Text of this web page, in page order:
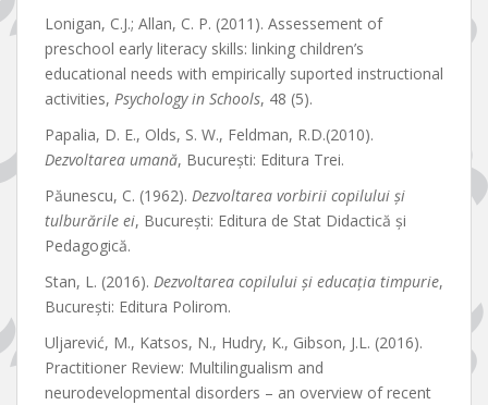
Lonigan, C.J.; Allan, C. P. (2011). Assessement of
preschool early literacy skills: linking children’s
educational needs with empirically suported instructional
activities, Psychology in Schools, 48 (5).
Papalia, D. E., Olds, S. W., Feldman, R.D.(2010).
Dezvoltarea umană, București: Editura Trei.
Păunescu, C. (1962). Dezvoltarea vorbirii copilului și
tulburările ei, București: Editura de Stat Didactică și
Pedagogică.
Stan, L. (2016). Dezvoltarea copilului și educația timpurie,
București: Editura Polirom.
Uljarević, M., Katsos, N., Hudry, K., Gibson, J.L. (2016).
Practitioner Review: Multilingualism and
neurodevelopmental disorders – an overview of recent